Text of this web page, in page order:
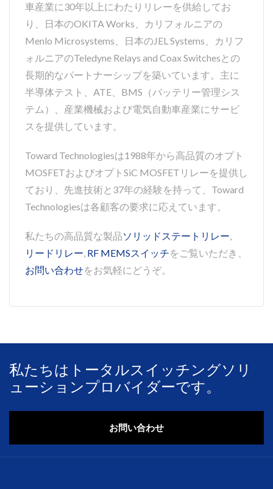
車産業に30年以上にわたりリレーを供給してお
り、日本のOKITA Works、カリフォルニアの
Menlo Microsystems、日本のJEL Systems、カリフ
ォルニアのTeledyne Relays and Coax Switchesとの
長期的なパートナーシップを築いています。主に
半導体テスト、ATE、BMS（バッテリー管理シス
テム）、産業機械および電気自動車産業にサービ
スを提供しています。
Toward Technologiesは1988年から高品質のオプト
MOSFETおよびオプトSiC MOSFETリレーを提供し
ており、先進技術と37年の経験を持って、Toward
Technologiesは各顧客の要求に応えています。
私たちの高品質な製品ソリッドステートリレー,
リードリレー, RF MEMSスイッチをご覧いただき、
お問い合わせをお気軽にどうぞ。
私たちはトータルスイッチングソリ
ューションプロバイダーです。
お問い合わせ